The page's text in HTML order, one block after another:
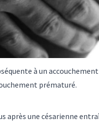
à un
prématuré.
après une césarienne